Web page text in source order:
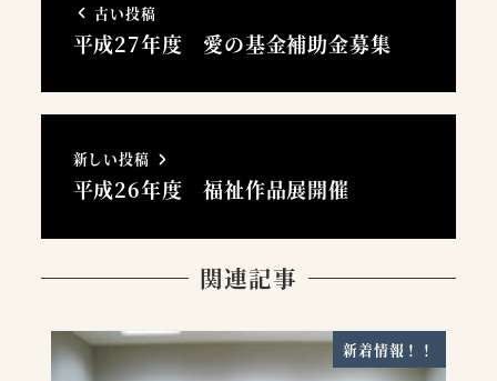
古い投稿
平成27年度 愛の基金補助金募集
新しい投稿
平成26年度 福祉作品展開催
関連記事
新着情報！！